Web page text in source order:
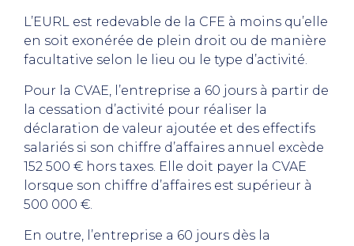
L’EURL est redevable de la CFE à moins qu’elle
en soit exonérée de plein droit ou de manière
facultative selon le lieu ou le type d’activité.
Pour la CVAE, l’entreprise a 60 jours à partir de
la cessation d’activité pour réaliser la
déclaration de valeur ajoutée et des effectifs
salariés si son chiffre d’affaires annuel excède
152 500 € hors taxes. Elle doit payer la CVAE
lorsque son chiffre d’affaires est supérieur à
500 000 €.
En outre, l’entreprise a 60 jours dès la